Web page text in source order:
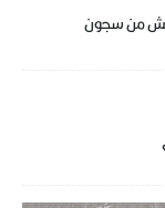
من سجون